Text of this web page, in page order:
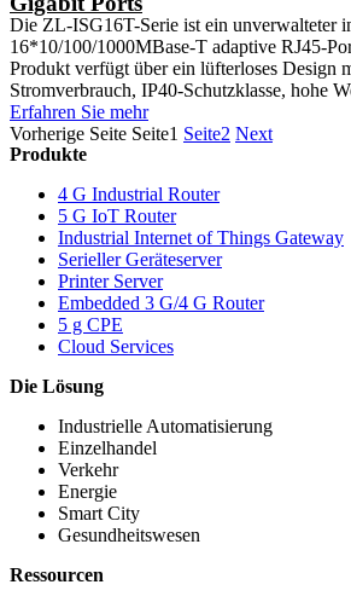
Die ZL-ISG16T-Serie ist ein unverwalteter
16*10/100/1000MBase-T adaptive RJ45-
Produkt verfügt über ein lüfterloses Design
Stromverbrauch, IP40-Schutzklasse, hohe
Erfahren Sie mehr
Vorherige Seite Seite1 Seite2 Next
Produkte
4 G Industrial Router
5 G IoT Router
Industrial Internet of Things Gateway
Serieller Geräteserver
Printer Server
Embedded 3 G/4 G Router
5 g CPE
Cloud Services
Die Lösung
Industrielle Automatisierung
Einzelhandel
Verkehr
Energie
Smart City
Gesundheitswesen
Ressourcen